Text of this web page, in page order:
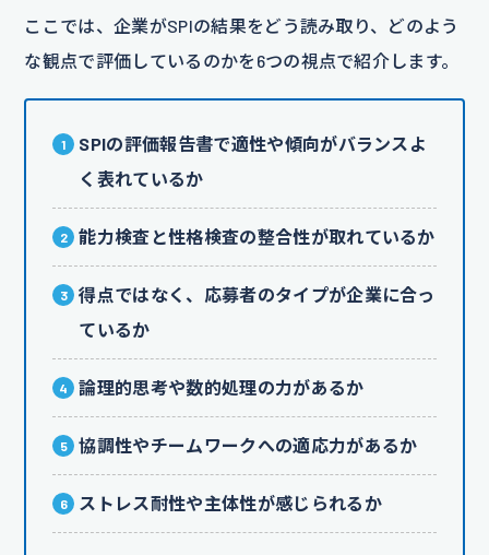
ここでは、企業がSPIの結果をどう読み取り、どのよう
な観点で評価しているのかを6つの視点で紹介します。
SPIの評価報告書で適性や傾向がバランスよ
く表れているか
能力検査と性格検査の整合性が取れているか
得点ではなく、応募者のタイプが企業に合っ
ているか
論理的思考や数的処理の力があるか
協調性やチームワークへの適応力があるか
ストレス耐性や主体性が感じられるか